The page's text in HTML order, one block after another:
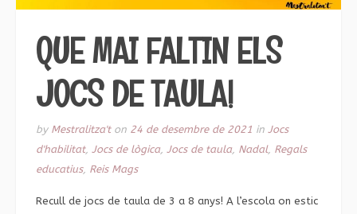
QUE MAI FALTIN ELS
JOCS DE TAULA!
by Mestralitza'ton 24 de desembre de 2021 in Jocs
d'habilitat, Jocs de lògica, Jocs de taula, Nadal, Regals
educatius, Reis Mags
Recull de jocs de taula de 3 a 8 anys! A l’escola on estic